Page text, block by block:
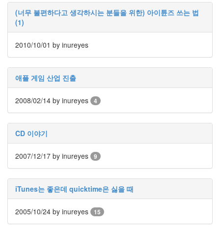
(너무 불편하다고 생각하시는 분들을 위한) 아이튠즈 쓰는 법
(1)
2010/10/01 by inureyes
애플 게임 산업 진출
2008/02/14 by inureyes 4
CD 이야기
2007/12/17 by inureyes 9
iTunes는 좋은데 quicktime은 싫을 때
2005/10/24 by inureyes 15
인
사
이
드
아
웃
전
자
바
일
부
불
효
몇
획
(1)
CODE
keyboard